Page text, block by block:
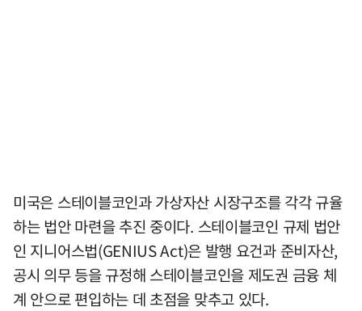
미국은 스테이블코인과 가상자산 시장구조를 각각 규율
하는 법안 마련을 추진 중이다. 스테이블코인 규제 법안
인 지니어스법(GENIUS Act)은 발행 요건과 준비자산,
공시 의무 등을 규정해 스테이블코인을 제도권 금융 체
계 안으로 편입하는 데 초점을 맞추고 있다.